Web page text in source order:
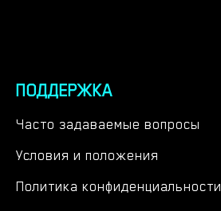
ПОДДЕРЖКА
Часто задаваемые вопросы
Условия и положения
Политика конфиденциальности